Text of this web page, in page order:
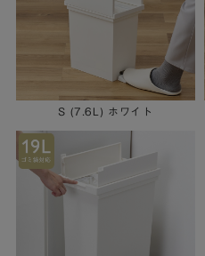
S (7.6L) ホワイト